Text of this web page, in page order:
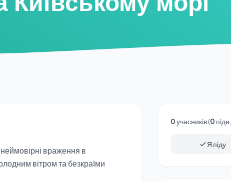
враження в
вітром та безкраїми
0учасників (0 піде,
Я піду